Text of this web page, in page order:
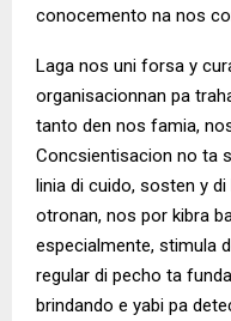
conocemento na nos
Laga nos uni forsa y
organisacionnan pa
tanto den nos famia,
Concsientisacion no ta
linia di cuido, sosten y
otronan, nos por kibra
especialmente, stimula
regular di pecho ta
brindando e yabi pa